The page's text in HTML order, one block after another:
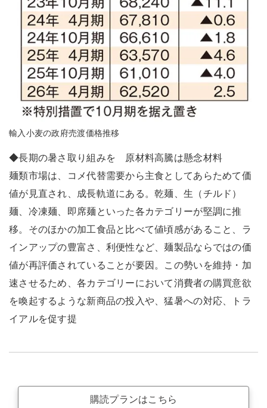
輸入小麦の政府売渡価格推移
◆長期の暑さ取り組みを 原材料高騰は懸念材料
麺類市場は、コメ代替需要から主食としてあらためて価
値が見直され、成長軌道にある。乾麺、生（チルド）
麺、冷凍麺、即席麺といった各カテゴリーが堅調に推
移。そのほかの加工食品と比べて値頃感があること、ラ
インアップの豊富さ、利便性など、麺製品ならではの価
値が再評価されていることが要因。この勢いを維持・加
速させるため、各カテゴリーにおいて消費者の購買意欲
を喚起するような新商品の投入や、猛暑への対応、トラ
イアルを促す提
購読プランはこちら